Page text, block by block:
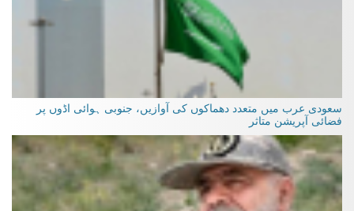
سعودی عرب میں متعدد دھماکوں کی آوازیں، جنوبی ہوائی اڈوں پر
فضائی آپریشن متاثر